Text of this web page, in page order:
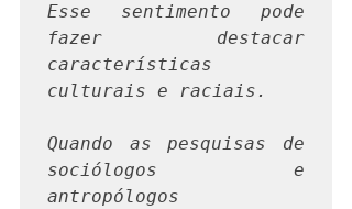
Esse sentimento pode
fazer destacar
características
culturais e raciais.
Quando as pesquisas de
sociólogos e
antropólogos